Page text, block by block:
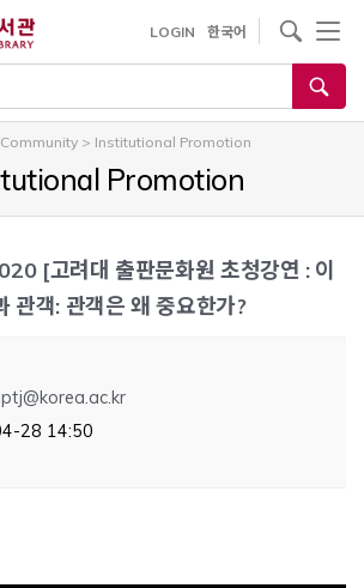
LOGIN 한국어
Community > Institutional Promotion
Promotion
[고려대 출판문화원 초청강연 : 이
관객: 관객은 왜 중요한가?
28 14:50